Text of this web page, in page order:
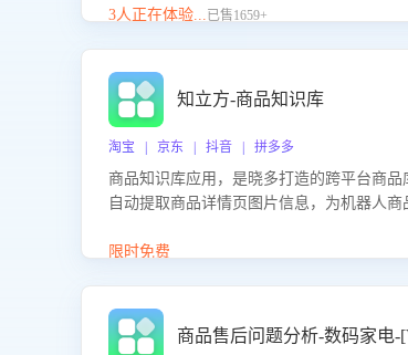
能咨询”等真实场景应对技巧！
3人正在体验...已售1659+
知立方-商品知识库
淘宝 | 京东 | 抖音 | 拼多多
商品知识库应用，是晓多打造的跨平台商品
自动提取商品详情页图片信息，为机器人商
商品知识。
限时免费
商品售后问题分析-数码家电-